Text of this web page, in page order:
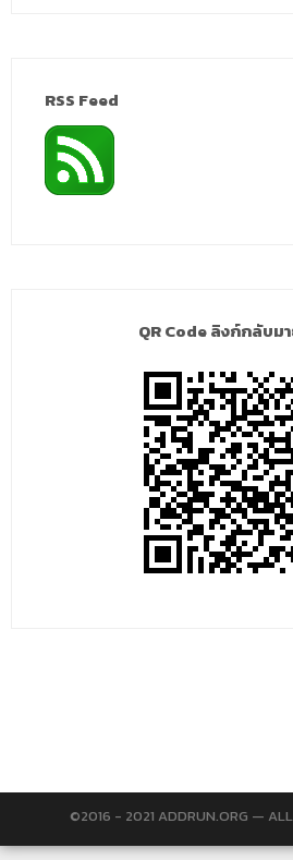
RSS Feed
QR Code ลิงก์กลับม
©2016 - 2021 ADDRUN.ORG — ALL